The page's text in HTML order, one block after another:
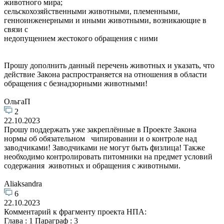
животного мира;
сельскохозяйственными животными, племенными,
генноинженерными и иными животными, возникающие в
связи с
недопущением жестокого обращения с ними
Прошу дополнить данный перечень животных и указать, что
действие Закона распространяется на отношения в области
обращения с безнадзорными животными!
ОльгаП
2
22.10.2023
Прошу поддержать уже закреплённые в Проекте Закона
нормы об обязательном чипировании и о контроле над
заводчиками! Заводчиками не могут быть физлица! Также
необходимо контролировать питомники на предмет условий
содержания животных и обращения с животными.
Aliaksandra
6
22.10.2023
Комментарий к фрагменту проекта НПА:
Глава : 1 Параграф : 3